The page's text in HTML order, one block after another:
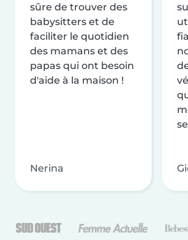
sûre de trouver des
babysitters et de
faciliter le quotidien
des mamans et des
papas qui ont besoin
d'aide à la maison !
Nerina